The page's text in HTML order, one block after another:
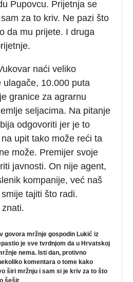
Pupovcu. Prijetnja se
za to kriv. Ne pazi što
da mu prijete. I druga
naći veliko
ulagače, 10.000 puta
granice za agrarnu
seljacima. Na pitanje
odgovoriti jer je to
upit tako može reći ta
može. Premijer svoje
javnosti. On nije agent,
kompanije, već naš
tajiti što radi.
govora mržnje gospodin Lukić iz
je sve tvrdnjom da u Hrvatskoj
nema. Isti dan, protivno
komentara o tome kako
širi mržnju i sam si je kriv za to što
šešir